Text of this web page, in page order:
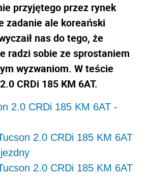
przyjętego przez rynek
zadanie ale koreański
nas do tego, że
radzi sobie ze sprostaniem
wyzwaniom. W teście
CRDi 185 KM 6AT.
2.0 CRDi 185 KM 6AT -
2.0 CRDi 185 KM 6AT
2.0 CRDi 185 KM 6AT